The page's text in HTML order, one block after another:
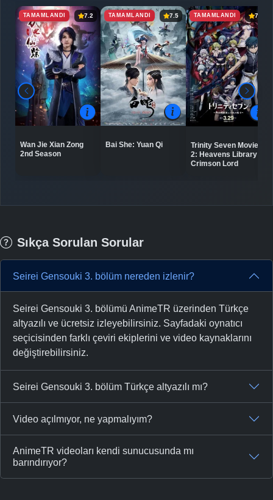
TAMAMLANDI 7.2
Wan Jie Xian Zong
2nd Season
TAMAMLANDI 7.5
Bai She: Yuan Qi
TAMAMLANDI 7.3
Trinity Seven Movie
2: Heavens Library to
Crimson Lord
Sıkça Sorulan Sorular
Seirei Gensouki 3. bölüm nereden izlenir?
Seirei Gensouki 3. bölümü AnimeTR üzerinden Türkçe
altyazılı ve ücretsiz izleyebilirsiniz. Sayfadaki oynatıcı
seçicisinden farklı çeviri ekiplerini ve video kaynaklarını
değiştirebilirsiniz.
Seirei Gensouki 3. bölüm Türkçe altyazılı mı?
Video açılmıyor, ne yapmalıyım?
AnimeTR videoları kendi sunucusunda mı
barındırıyor?